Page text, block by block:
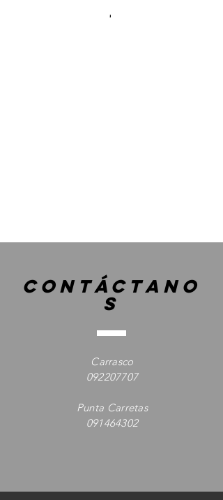
contáctano
s
Carrasco
092207707
Punta Carretas
091464302